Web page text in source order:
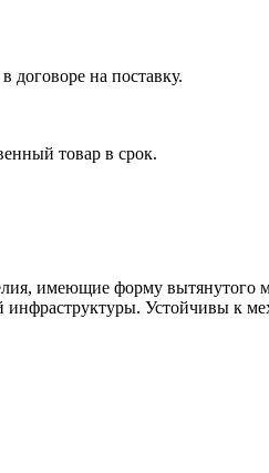
договоре на поставку.
товар в срок.
имеющие форму
Устойчивы к